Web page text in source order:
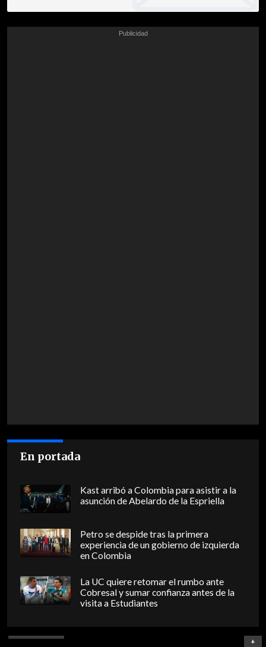
En portada
Kast arribó a Colombia para asistir a la
asunción de Abelardo de la Espriella
Petro se despide tras la primera
experiencia de un gobierno de izquierda
en Colombia
La UC quiere retomar el rumbo ante
Cobresal y sumar confianza antes de la
visita a Estudiantes
+